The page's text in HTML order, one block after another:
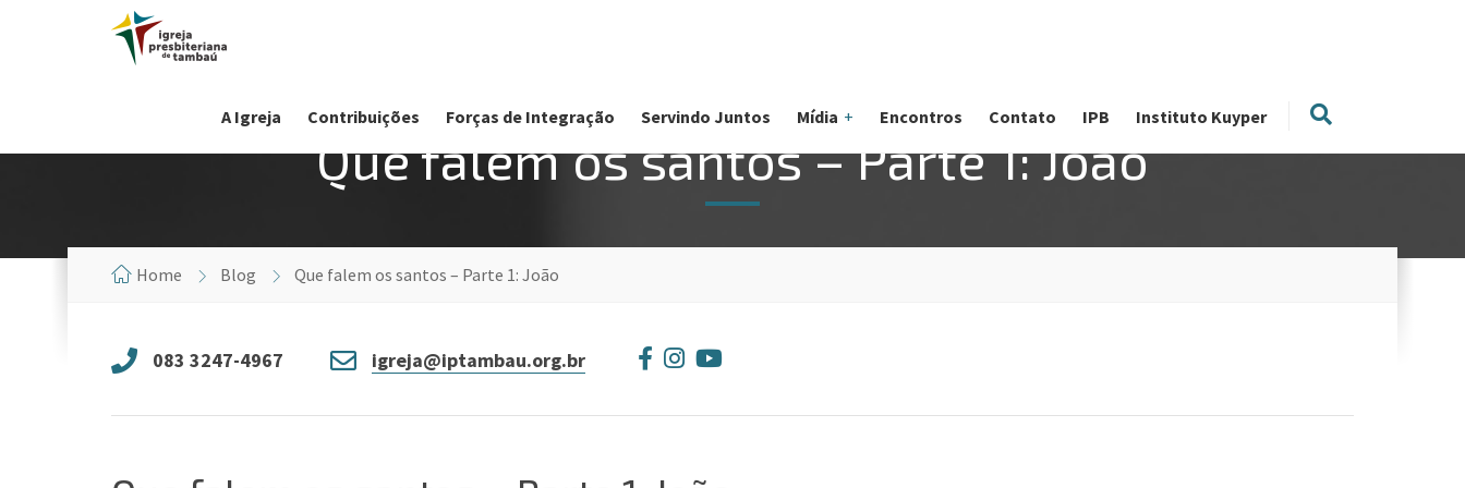
A Igreja Contribuições Forças de Integração Servindo Juntos Mídia Encontros Contato IPB Instituto Kuyper
Que falem os santos – Parte 1: João
Home Blog Que falem os santos – Parte 1: João
083 3247-4967 igreja@iptambau.org.br